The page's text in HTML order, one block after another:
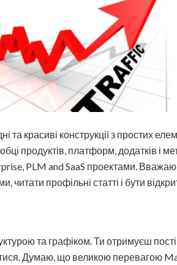
та красиві конструкції з простих
продуктів, платформ, додатків і
PLM and SaaS проектами.
читати профільні статті і бути
та графіком. Ти отримуєш
Думаю, що великою перевагою